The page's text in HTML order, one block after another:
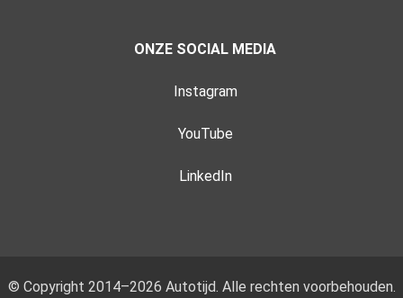
ONZE SOCIAL MEDIA
Instagram
YouTube
LinkedIn
© Copyright 2014–2026 Autotijd. Alle rechten voorbehouden.